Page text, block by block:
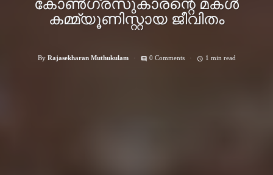
കോണ്‍ഗ്രസുകാരന്റെ മകള്‍
കമ്മ്യൂണിസ്റ്റായ ജീവിതം
By Rajasekharan Muthukulam comment 0 Comments access_time 1 min read